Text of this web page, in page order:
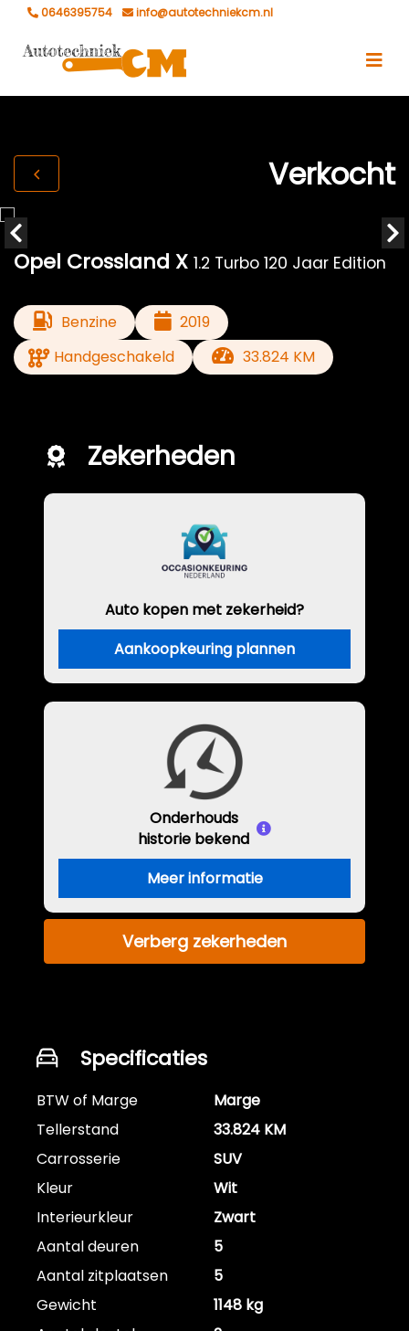
0646395754 info@autotechniekcm.nl
Verkocht
Opel Crossland X 1.2 Turbo 120 Jaar Edition
Benzine
2019
Handgeschakeld
33.824 KM
Zekerheden
Auto kopen met zekerheid?
Aankoopkeuring plannen
Onderhouds
historie bekend
Meer informatie
Verberg zekerheden
Specificaties
BTW of Marge
Marge
Tellerstand
33.824 KM
Carrosserie
SUV
Kleur
Wit
Interieurkleur
Zwart
Aantal deuren
5
Aantal zitplaatsen
5
Gewicht
1148 kg